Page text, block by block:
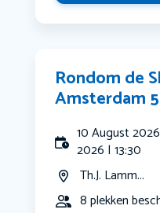
Rondom de
Amsterdam
10 August
2026 | 13:30
Th.J. Lamm...
8 plekken